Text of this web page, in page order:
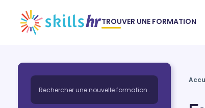
TROUVER UNE FORMATION